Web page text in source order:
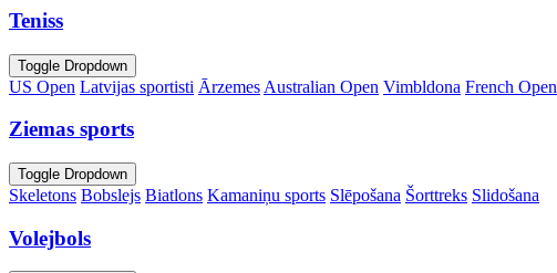
Teniss
Toggle Dropdown
US Open Latvijas sportisti Ārzemes Australian Open Vimbldona French Open
Ziemas sports
Toggle Dropdown
Skeletons Bobslejs Biatlons Kamaniņu sports Slēpošana Šorttreks Slidošana
Volejbols